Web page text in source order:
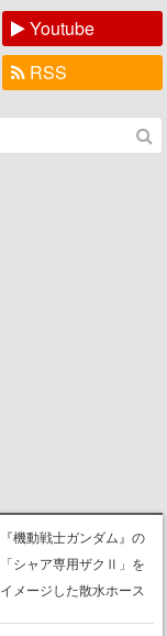
Youtube
RSS
『機動戦士ガンダム』の
「シャア専用ザクⅡ」を
イメージした散水ホース